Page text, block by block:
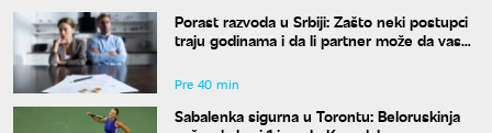
Porast razvoda u Srbiji: Zašto neki postupci
traju godinama i da li partner može da vas
Pre 40 min
Sabalenka sigurna u Torontu: Beloruskinja